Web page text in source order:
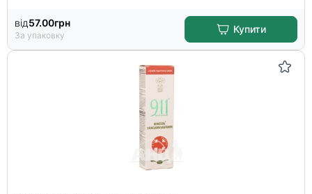
від57.00грн
За упаковку
Купити